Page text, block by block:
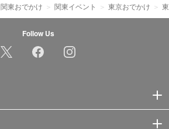
関東おでかけ 関東イベント 東京おでかけ
Follow Us